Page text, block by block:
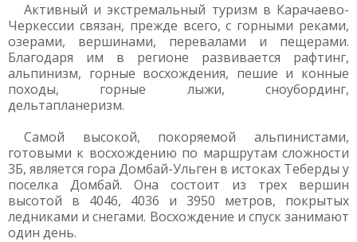
Активный и экстремальный туризм в Карачаево-
Черкессии связан, прежде всего, с горными реками,
озерами, вершинами, перевалами и пещерами.
Благодаря им в регионе развивается рафтинг,
альпинизм, горные восхождения, пешие и конные
походы, горные лыжи, сноубординг,
дельтапланеризм.
Самой высокой, покоряемой альпинистами,
готовыми к восхождению по маршрутам сложности
3Б, является гора Домбай-Ульген в истоках Теберды у
поселка Домбай. Она состоит из трех вершин
высотой в 4046, 4036 и 3950 метров, покрытых
ледниками и снегами. Восхождение и спуск занимают
один день.